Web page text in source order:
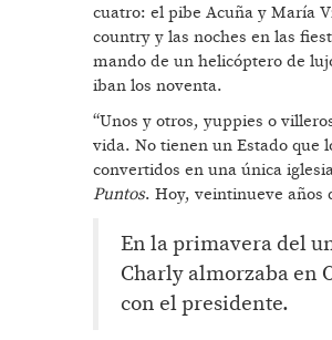
cuatro: el pibe Acuña y María
country y las noches en las
mando de un helicóptero de
iban los noventa.
“Unos y otros, yuppies o
vida. No tienen un Estado que
convertidos en una única
Puntos. Hoy, veintinueve años
En la primavera del
Charly almorzaba en
con el presidente.